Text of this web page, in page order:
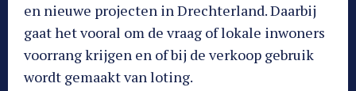
en nieuwe projecten in Drechterland. Daarbij
gaat het vooral om de vraag of lokale inwoners
voorrang krijgen en of bij de verkoop gebruik
wordt gemaakt van loting.